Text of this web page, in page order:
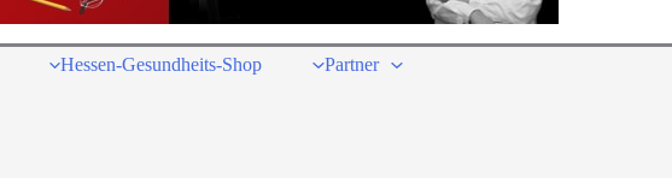
Hessen-Gesundheits-Shop
Partner